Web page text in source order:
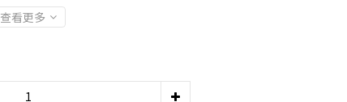
查看更多